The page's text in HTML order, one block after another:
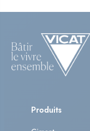
Produits